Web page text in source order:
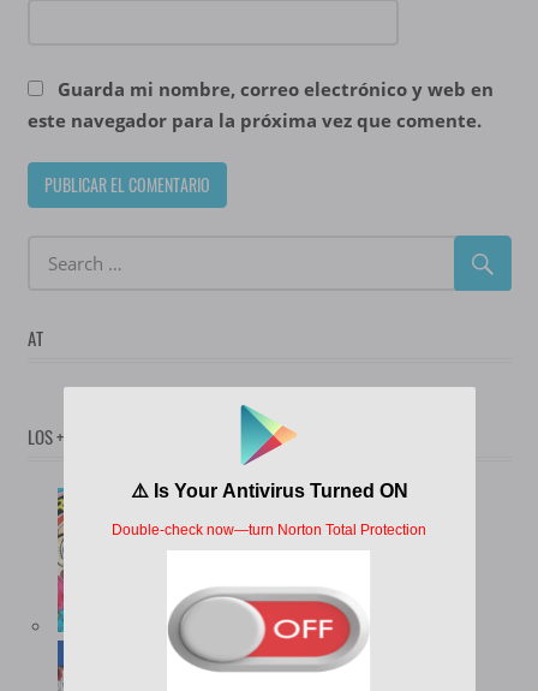
Guarda mi nombre, correo electrónico y web en
este navegador para la próxima vez que comente.
AT
LOS + POPULARES
(12.730)